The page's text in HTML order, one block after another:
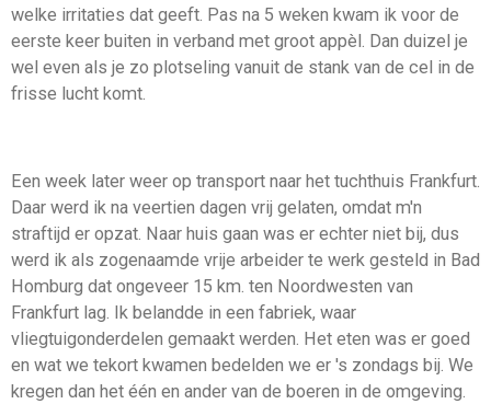
welke irritaties dat geeft. Pas na 5 weken kwam ik voor de
eerste keer buiten in verband met groot appèl. Dan duizel je
wel even als je zo plotseling vanuit de stank van de cel in de
frisse lucht komt.
Een week later weer op transport naar het tuchthuis Frankfurt.
Daar werd ik na veertien dagen vrij gelaten, omdat m'n
straftijd er opzat. Naar huis gaan was er echter niet bij, dus
werd ik als zogenaamde vrije arbeider te werk gesteld in Bad
Homburg dat ongeveer 15 km. ten Noordwesten van
Frankfurt lag. Ik belandde in een fabriek, waar
vliegtuigonderdelen gemaakt werden. Het eten was er goed
en wat we tekort kwamen bedelden we er 's zondags bij. We
kregen dan het één en ander van de boeren in de omgeving.